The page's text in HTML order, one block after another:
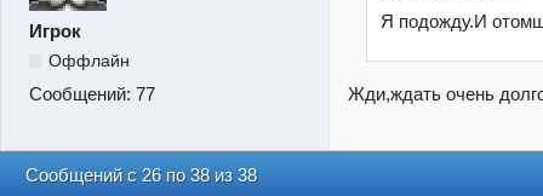
Игрок
Оффлайн
Сообщений: 77
Я подожду.И
Жди,ждать очень
Сообщений с 26 по 38 из 38